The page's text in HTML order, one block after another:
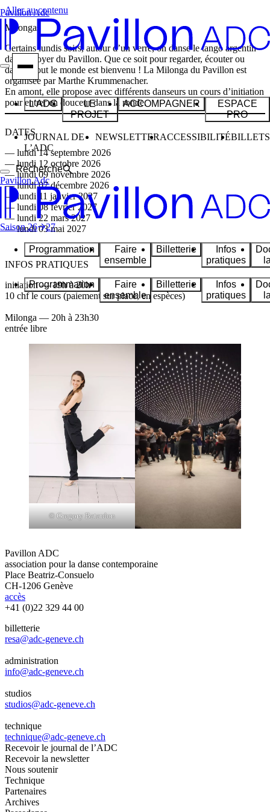
Aller au contenu
Pavillon Adc
L'ADC
LE
PROJET
ACCOMPAGNER
ESPACE
PRO
JOURNAL DE
L’ADC
NEWSLETTERACCESSIBILITÉBILLETS
Recherche
Pavillon Adc
Saison 26 27
Programmation
Faire
ensemble
Billetterie
Infos
pratiques
Programmation
Faire
ensemble
Billetterie
Infos
pratiques
Milongas
Certains lundis soirs, autour d’un verre, on danse le tango argentin
dans le foyer du Pavillon. Que ce soit pour regarder, écouter ou
danser, tout le monde est bienvenu ! La Milonga du Pavillon est
organisée par Marthe Krummenacher.
En amont, elle propose avec différents danseurs un cours d’initiation
pour entrer en douceur dans la ronde.
DATES
— lundi 14 septembre 2026
— lundi 12 octobre 2026
— lundi 09 novembre 2026
— lundi 07 décembre 2026
— lundi 11 janvier 2027
— lundi 08 février 2027
— lundi 22 mars 2027
— lundi 03 mai 2027
INFOS PRATIQUES
initiation— 19h à 20h
10 chf le cours (paiement sur place, en espèces)
Milonga — 20h à 23h30
entrée libre
© Gregory Batardon
Pavillon ADC
association pour la danse contemporaine
Place Beatriz-Consuelo
CH-1206 Genève
accès
+41 (0)22 329 44 00
billetterie
resa@adc-geneve.ch
administration
info@adc-geneve.ch
studios
studios@adc-geneve.ch
technique
technique@adc-geneve.ch
Recevoir le journal de l’ADC
Recevoir la newsletter
Nous soutenir
Technique
Partenaires
Archives